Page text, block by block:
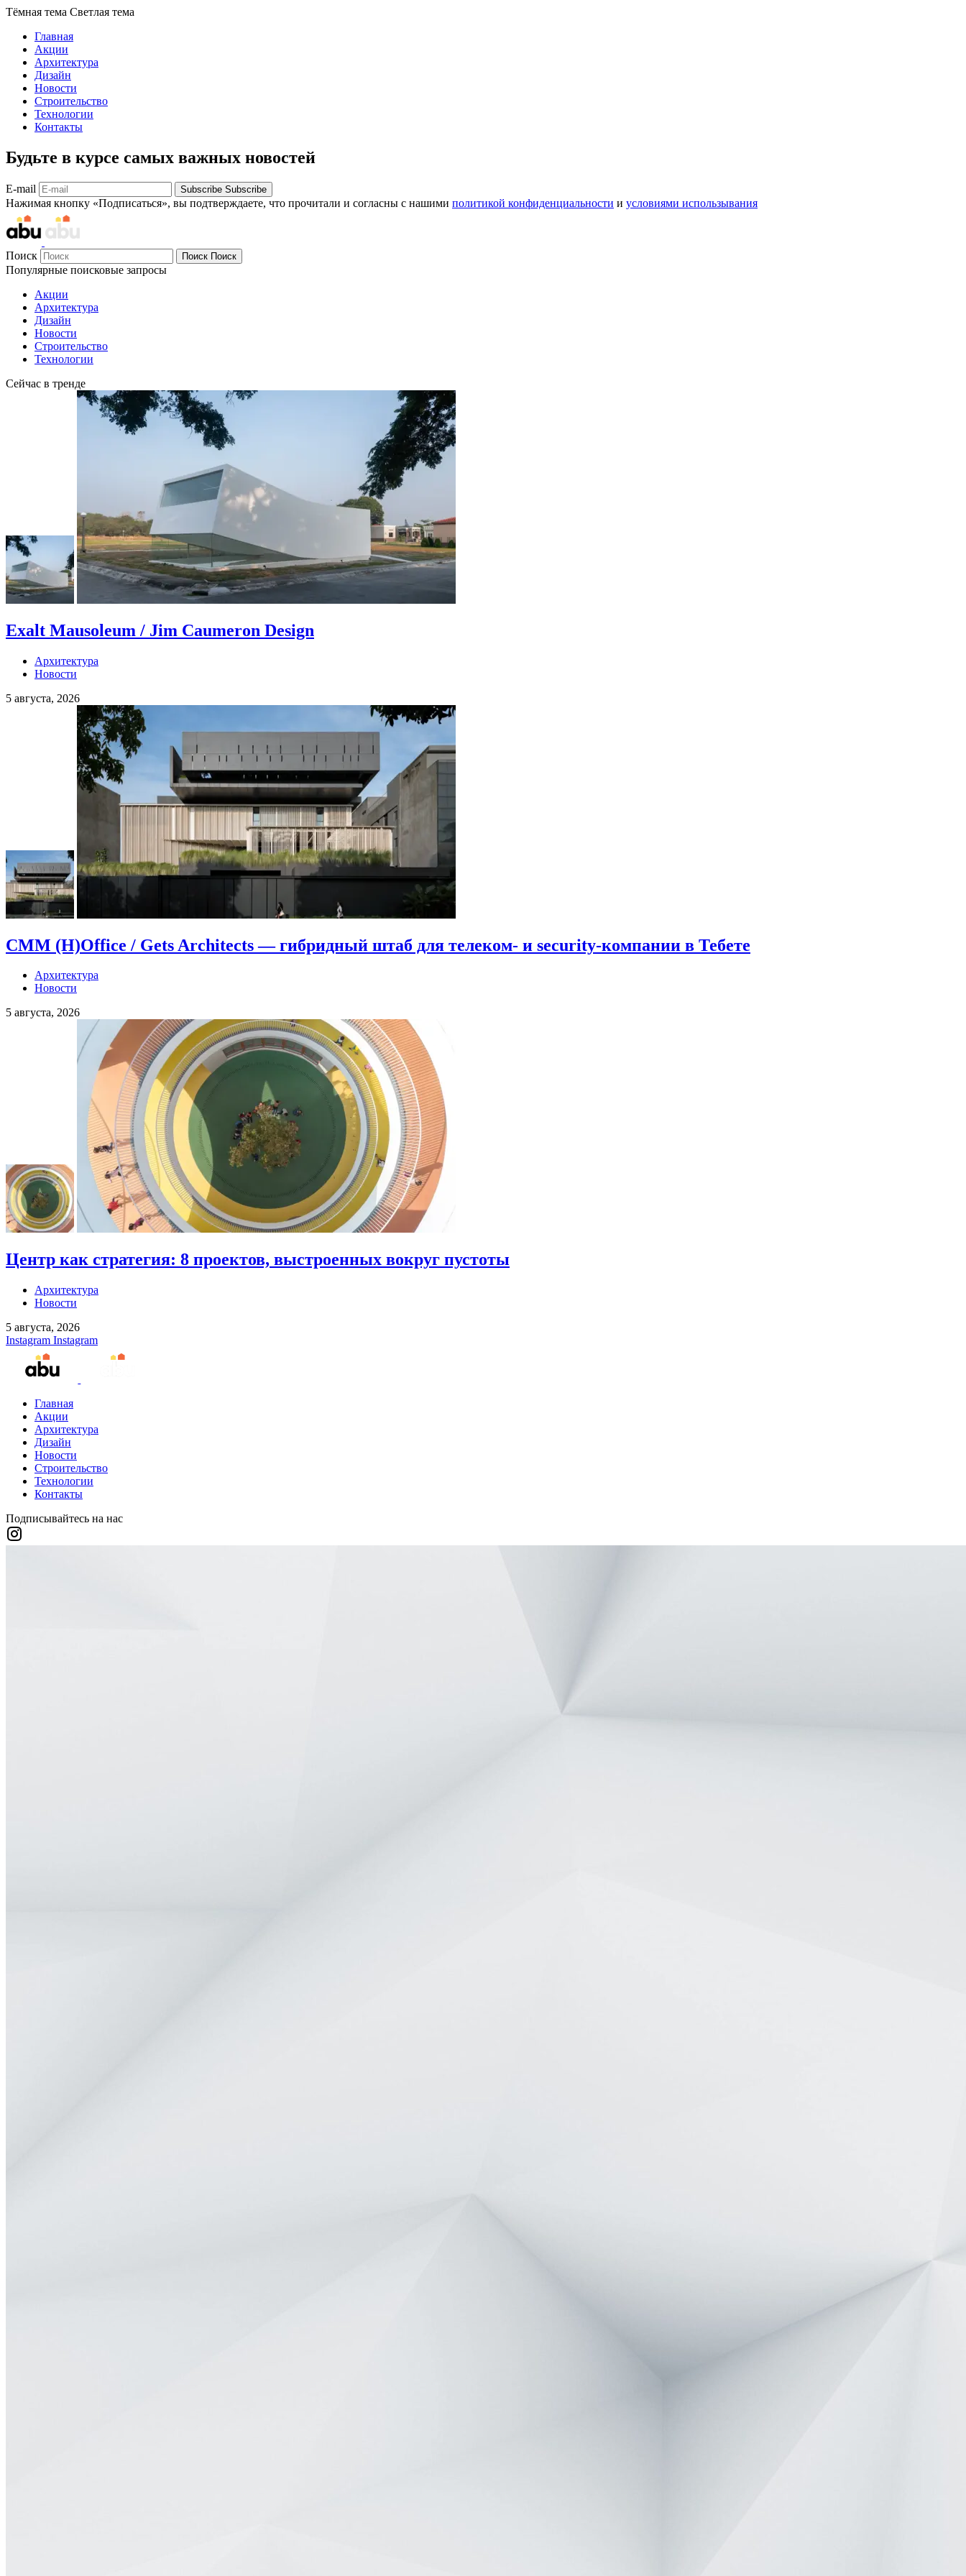
Тёмная тема Светлая тема
Главная
Акции
Архитектура
Дизайн
Новости
Строительство
Технологии
Контакты
Будьте в курсе самых важных новостей
E-mail Subscribe Subscribe
Нажимая кнопку «Подписаться», вы подтверждаете, что прочитали и согласны с нашими политикой конфиденциальности и условиями использывания
Поиск Поиск Поиск
Популярные поисковые запросы
Акции
Архитектура
Дизайн
Новости
Строительство
Технологии
Сейчас в тренде
Exalt Mausoleum / Jim Caumeron Design
Архитектура
Новости
5 августа, 2026
CMM (H)Office / Gets Architects — гибридный штаб для телеком- и security-компании в Тебете
Архитектура
Новости
5 августа, 2026
Центр как стратегия: 8 проектов, выстроенных вокруг пустоты
Архитектура
Новости
5 августа, 2026
Instagram Instagram
Главная
Акции
Архитектура
Дизайн
Новости
Строительство
Технологии
Контакты
Подписывайтесь на нас